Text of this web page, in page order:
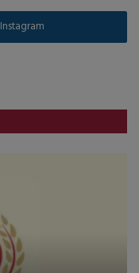
Instagram